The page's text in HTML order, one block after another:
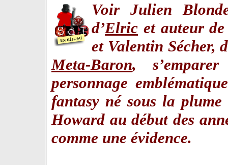
Voir Julien
d’Elric et auteur
et Valentin Sécher,
Meta-Baron,
personnage
fantasy né sous la
Howard au début des
comme une évidence.